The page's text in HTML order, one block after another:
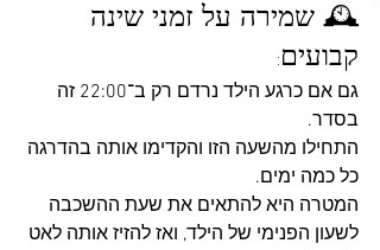
🕰️ שמירה על זמני שינה
קבועים:
גם אם כרגע הילד נרדם רק ב־22:00 זה
בסדר.
התחילו מהשעה הזו והקדימו אותה בהדרגה
כל כמה ימים.
המטרה היא להתאים את שעת ההשכבה
לשעון הפנימי של הילד, ואז להזיז אותה לאט